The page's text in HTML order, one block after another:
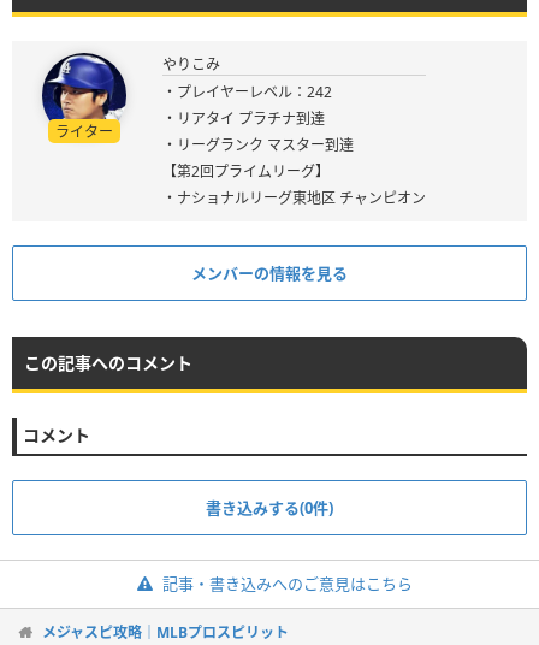
ライター
やりこみ
・プレイヤーレベル：242
・リアタイ プラチナ到達
・リーグランク マスター到達
【第2回プライムリーグ】
・ナショナルリーグ東地区 チャンピオン
メンバーの情報を見る
この記事へのコメント
コメント
書き込みする(0件)
記事・書き込みへのご意見はこちら
メジャスピ攻略｜MLBプロスピリット